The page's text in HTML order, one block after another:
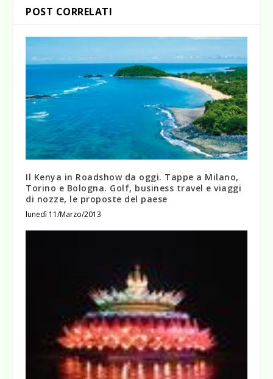
POST CORRELATI
Il Kenya in Roadshow da oggi. Tappe a Milano,
Torino e Bologna. Golf, business travel e viaggi
di nozze, le proposte del paese
lunedì 11/Marzo/2013